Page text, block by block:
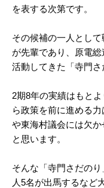
を表する次第です。
その候補の一人とし
が先輩であり、原電
活動してきた「寺門さ
2期8年の実績はもと
ら政策を前に進める
や東海村議会には欠
と思います。
そんな「寺門さだの
人5名が出馬するなど